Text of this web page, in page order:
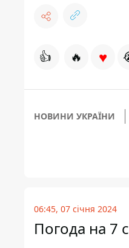
👍 🔥 ♥
НОВИНИ УКРАЇНИ
06:45, 07 січня 2024
Погода на 7